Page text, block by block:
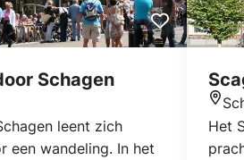
Schagen
leent zich
een wandeling. In het
Het